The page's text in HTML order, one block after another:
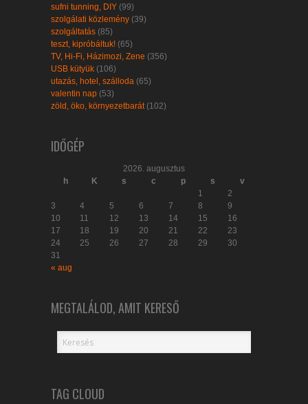
sufni tunning, DIY (99)
szolgálati közlemény (39)
szolgáltatás (85)
teszt, kipróbáltuk! (65)
TV, Hi-Fi, Házimozi, Zene (356)
USB kütyük (106)
utazás, hotel, szálloda (65)
valentin nap (53)
zöld, öko, környezetbarát(102)
IDŐGÉP
2026. augusztus
h
K s c p s
v
1
2
3
4 5 6 7 8
9
10
11 12 13 14 15
16
17
18 19 20 21 22
23
24
25 26 27 28 29
30
31
« aug
MEGTALÁLOD, AMIT KERESŐ
TAG CLOUD